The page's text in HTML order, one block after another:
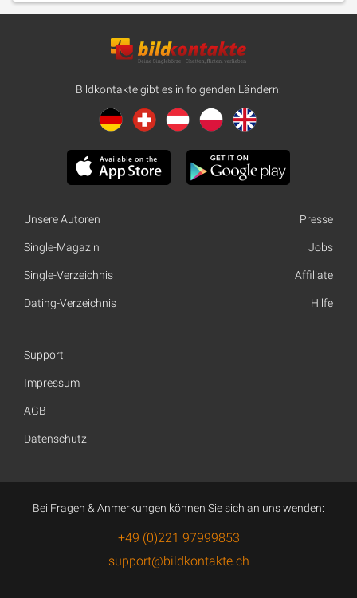
Bildkontakte gibt es in folgenden Ländern:
Unsere Autoren
Single-Magazin
Single-Verzeichnis
Dating-Verzeichnis
Presse
Jobs
Affiliate
Hilfe
Support
Impressum
AGB
Datenschutz
Bei Fragen & Anmerkungen können Sie sich an uns wenden:
+49 (0)221 97999853
support@bildkontakte.ch